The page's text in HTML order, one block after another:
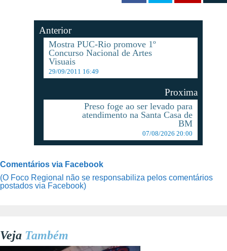
Anterior
Mostra PUC-Rio promove 1º
Concurso Nacional de Artes
Visuais
29/09/2011 16:49
Proxima
Preso foge ao ser levado para
atendimento na Santa Casa de
BM
07/08/2026 20:00
Comentários via Facebook
(O Foco Regional não se responsabiliza pelos comentários
postados via Facebook)
Veja Também